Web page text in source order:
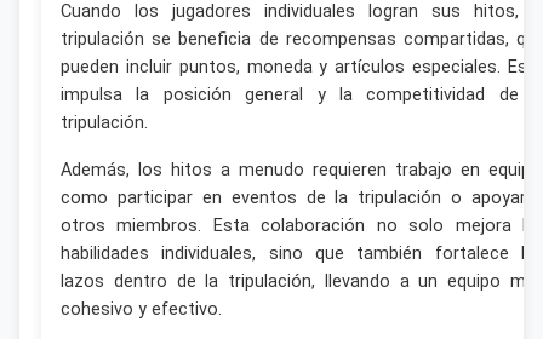
Cuando los jugadores individuales logran sus hitos,
tripulación se beneficia de recompensas compartidas,
pueden incluir puntos, moneda y artículos especiales.
impulsa la posición general y la competitividad de
tripulación.
Además, los hitos a menudo requieren trabajo en
como participar en eventos de la tripulación o apoyar
otros miembros. Esta colaboración no solo mejora
habilidades individuales, sino que también fortalece
lazos dentro de la tripulación, llevando a un equipo
cohesivo y efectivo.